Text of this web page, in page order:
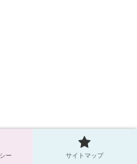
ー サイトマップ